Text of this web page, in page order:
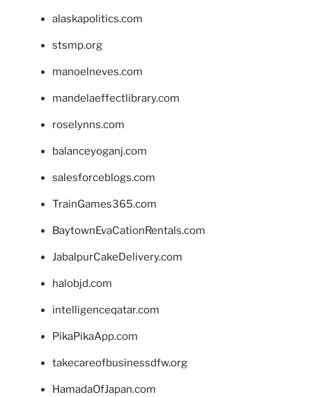
alaskapolitics.com
stsmp.org
manoelneves.com
mandelaeffectlibrary.com
roselynns.com
balanceyoganj.com
salesforceblogs.com
TrainGames365.com
BaytownEvaCationRentals.com
JabalpurCakeDelivery.com
halobjd.com
intelligenceqatar.com
PikaPikaApp.com
takecareofbusinessdfw.org
HamadaOfJapan.com